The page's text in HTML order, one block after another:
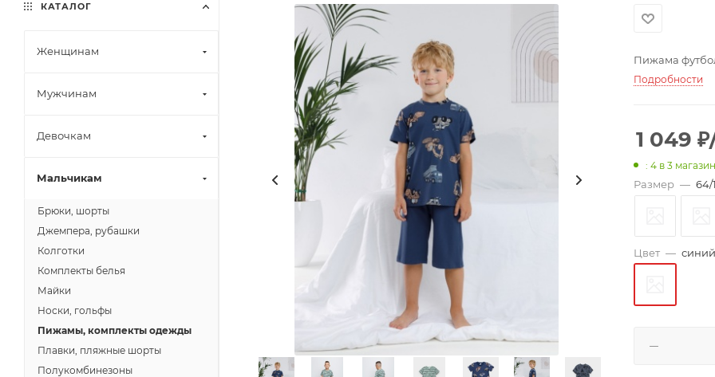
Пижама
Подробности
1 049 ₽
: 4 в 3
Размер — 64/
Цвет —
КАТАЛОГ
Женщинам
Мужчинам
Девочкам
Мальчикам
Брюки, шорты
Джемпера, рубашки
Колготки
Комплекты белья
Майки
Носки, гольфы
Пижамы, комплекты одежды
Плавки, пляжные шорты
Полукомбинезоны